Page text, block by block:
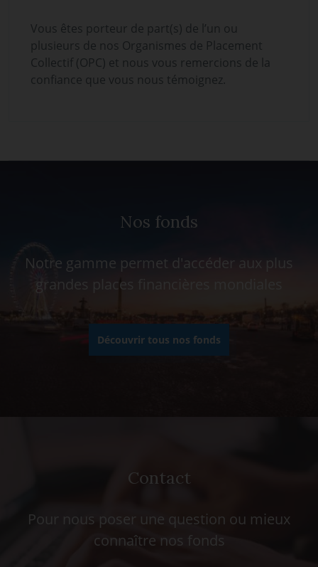
Vous êtes porteur de part(s) de l’un ou
plusieurs de nos Organismes de Placement
Collectif (OPC) et nous vous remercions de la
confiance que vous nous témoignez.
Nos fonds
Notre gamme permet d'accéder aux plus
grandes places financières mondiales
Découvrir tous nos fonds
Contact
Pour nous poser une question ou mieux
connaître nos fonds